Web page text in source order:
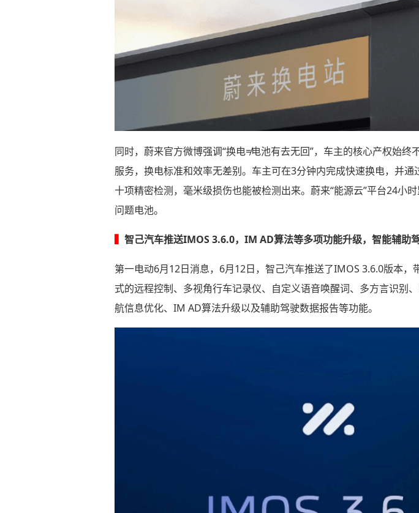
同时，蔚来官方微博强调“换电≠电池有去无回”，车主的核心产权始
服务，换电标准和效率无差别。车主可在3分钟内完成快速换电，并
十项精密检测，毫米级损伤也能被检测出来。蔚来“能源云”平台24小
问题电池。
智己汽车推送IMOS 3.6.0，IM AD算法等多项功能升级，智能辅助
第一电动6月12日消息，6月12日，智己汽车推送了IMOS 3.6.0版本
式的远程控制、多视角行车记录仪、自定义语音唤醒词、多方言识别
航信息优化、IM AD算法升级以及辅助驾驶数据报告等功能。